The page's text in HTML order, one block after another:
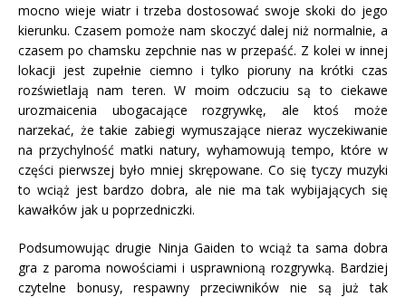
mocno wieje wiatr i trzeba dostosować swoje skoki do jego
kierunku. Czasem pomoże nam skoczyć dalej niż normalnie, a
czasem po chamsku zepchnie nas w przepaść. Z kolei w innej
lokacji jest zupełnie ciemno i tylko pioruny na krótki czas
rozświetlają nam teren. W moim odczuciu są to ciekawe
urozmaicenia ubogacające rozgrywkę, ale ktoś może
narzekać, że takie zabiegi wymuszające nieraz wyczekiwanie
na przychylność matki natury, wyhamowują tempo, które w
części pierwszej było mniej skrępowane. Co się tyczy muzyki
to wciąż jest bardzo dobra, ale nie ma tak wybijających się
kawałków jak u poprzedniczki.
Podsumowując drugie Ninja Gaiden to wciąż ta sama dobra
gra z paroma nowościami i usprawnioną rozgrywką. Bardziej
czytelne bonusy, respawny przeciwników nie są już tak